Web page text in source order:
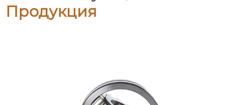
Продукция